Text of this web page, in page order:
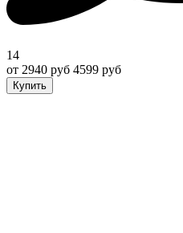
14
от 2940 руб 4599 руб
Купить